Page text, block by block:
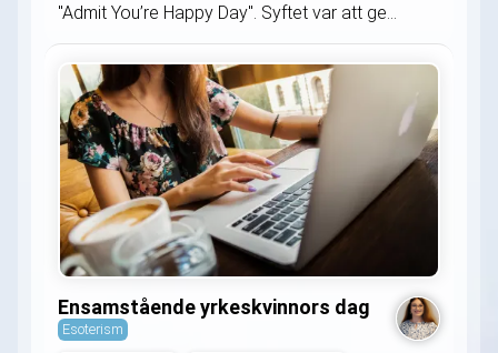
"Admit You’re Happy Day". Syftet var att ge...
Ensamstående yrkeskvinnors dag
Esoterism